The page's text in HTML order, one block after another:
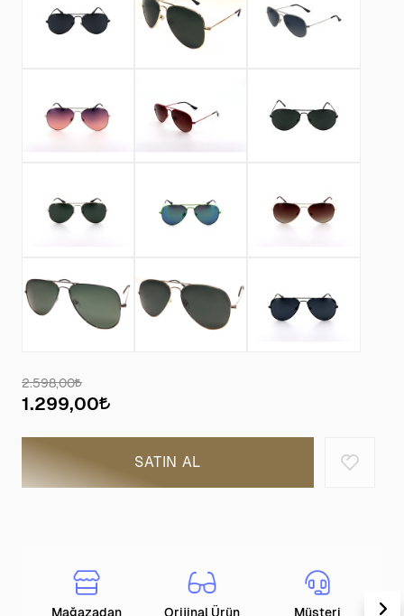
2.598,00
1.299,00
SATIN AL
Mağazadan
Orijinal Ürün
Müşteri